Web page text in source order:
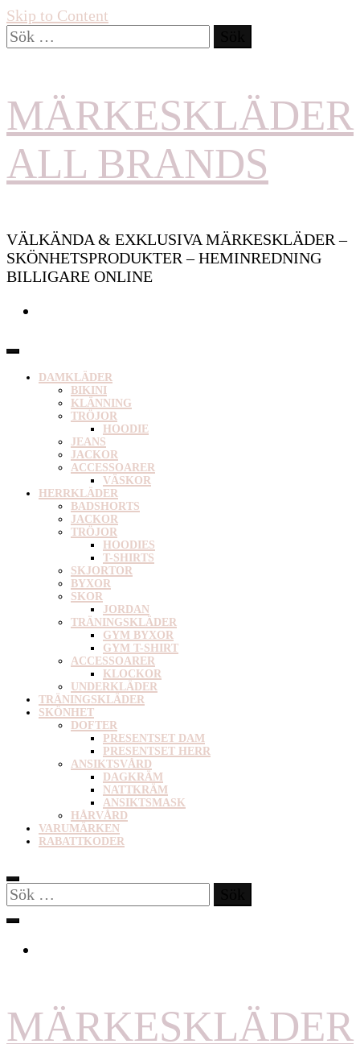
Skip to Content
Sök
efter:
MÄRKESKLÄDER
ALL BRANDS
VÄLKÄNDA & EXKLUSIVA MÄRKESKLÄDER –
SKÖNHETSPRODUKTER – HEMINREDNING
BILLIGARE ONLINE
DAMKLÄDER
BIKINI
KLÄNNING
TRÖJOR
HOODIE
JEANS
JACKOR
ACCESSOARER
VÄSKOR
HERRKLÄDER
BADSHORTS
JACKOR
TRÖJOR
HOODIES
T-SHIRTS
SKJORTOR
BYXOR
SKOR
JORDAN
TRÄNINGSKLÄDER
GYM BYXOR
GYM T-SHIRT
ACCESSOARER
KLOCKOR
UNDERKLÄDER
TRÄNINGSKLÄDER
SKÖNHET
DOFTER
PRESENTSET DAM
PRESENTSET HERR
ANSIKTSVÅRD
DAGKRÄM
NATTKRÄM
ANSIKTSMASK
HÅRVÅRD
VARUMÄRKEN
RABATTKODER
Sök
efter:
MÄRKESKLÄDER